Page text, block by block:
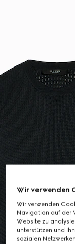
Wir verwenden
Wir verwenden
Navigation auf der
Website zu
unterstützen und
sozialen